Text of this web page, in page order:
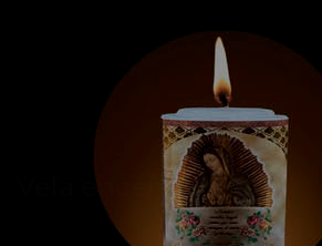
Vela encendida